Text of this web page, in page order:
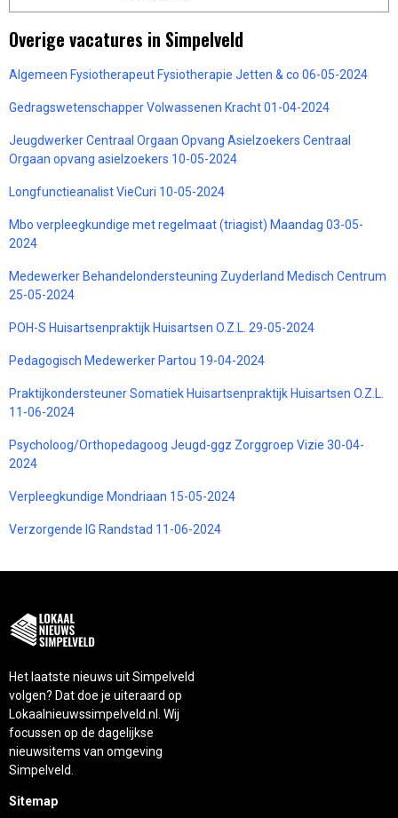
Overige vacatures in Simpelveld
Algemeen Fysiotherapeut Fysiotherapie Jetten & co 06-05-2024
Gedragswetenschapper Volwassenen Kracht 01-04-2024
Jeugdwerker Centraal Orgaan Opvang Asielzoekers Centraal
Orgaan opvang asielzoekers 10-05-2024
Longfunctieanalist VieCuri 10-05-2024
Mbo verpleegkundige met regelmaat (triagist) Maandag 03-05-
2024
Medewerker Behandelondersteuning Zuyderland Medisch Centrum
25-05-2024
POH-S Huisartsenpraktijk Huisartsen O.Z.L. 29-05-2024
Pedagogisch Medewerker Partou 19-04-2024
Praktijkondersteuner Somatiek Huisartsenpraktijk Huisartsen O.Z.L.
11-06-2024
Psycholoog/Orthopedagoog Jeugd-ggz Zorggroep Vizie 30-04-
2024
Verpleegkundige Mondriaan 15-05-2024
Verzorgende IG Randstad 11-06-2024
Het laatste nieuws uit Simpelveld
volgen? Dat doe je uiteraard op
Lokaalnieuwssimpelveld.nl. Wij
focussen op de dagelijkse
nieuwsitems van omgeving
Simpelveld.
Sitemap